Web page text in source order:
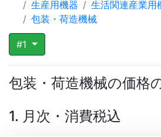
生産用機器
生活関連産業用
包装・荷造機械
#1
包装・荷造機械の価格
1. 月次・消費税込